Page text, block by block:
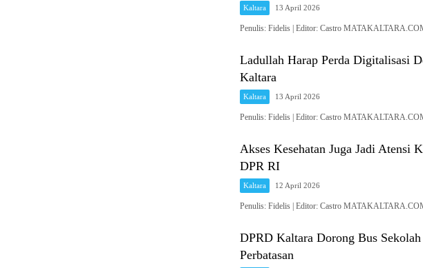
Kaltara 13 April 2026
Penulis: Fidelis | Editor: Castro
Ladullah Harap Perda Digitalisasi
Kaltara
Kaltara 13 April 2026
Penulis: Fidelis | Editor: Castro
Akses Kesehatan Juga Jadi Atensi
DPR RI
Kaltara 12 April 2026
Penulis: Fidelis | Editor: Castro
DPRD Kaltara Dorong Bus
Perbatasan